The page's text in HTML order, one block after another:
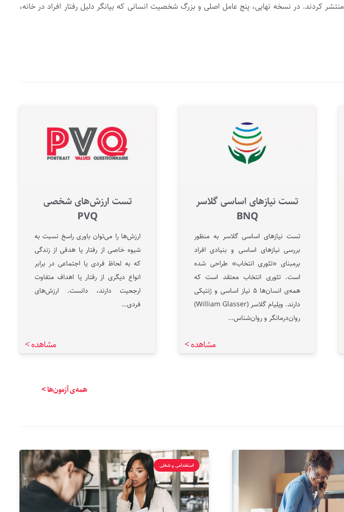
آزمون‌های گذشته را ویرایش کرده و نسخه نهایی تست شخصیت شناسی نئو را به نام NEO-PIR منتشر کردند. در نسخه نهایی، پنج عامل اصلی و بزرگ شخصیت انسانی که بیانگر دلیل رفتار افراد در خانه،
تست نیازهای اساسی گلاسر
BNQ
تست نیازهای اساسی گلاسر به منظور
بررسی نیازهای اساسی و بنیادی افراد
برمبنای «تئوری انتخاب» طراحی شده
است. تئوری انتخاب معتقد است که
همه‌ی انسان‌ها ۵ نیاز اساسی و ژنتیکی
دارند. ویلیام گلاسر (William Glasser)
روان‌درمانگر و روان‌شناس…
مشاهده >
تست ارزش‌های شخصی
PVQ
ارزش‌ها را می‌توان باوری راسخ نسبت به
شیوه خاصی از رفتار یا هدفی از زندگی
که به لحاظ فردی یا اجتماعی در برابر
انواع دیگری از رفتار یا اهداف متفاوت
ارجحیت دارند، دانست. ارزش‌های
فردی…
مشاهده >
همه‌ی آزمون‌ها >
استخدامی و شغلی